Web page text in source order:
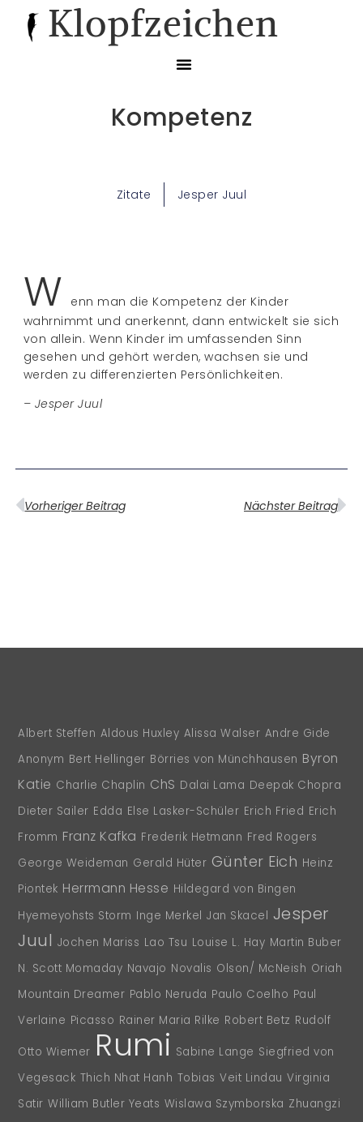
Klopfzeichen
Kompetenz
Zitate Jesper Juul
W enn man die Kompetenz der Kinder
wahrnimmt und anerkennt, dann entwickelt sie sich
von allein. Wenn Kinder im umfassenden Sinn
gesehen und gehört werden, wachsen sie und
werden zu differenzierten Persönlichkeiten.
– Jesper Juul
Vorheriger Beitrag Nächster Beitrag
Albert Steffen Aldous Huxley Alissa Walser Andre Gide
Anonym Bert Hellinger Börries von Münchhausen Byron
Katie Charlie Chaplin ChS Dalai Lama Deepak Chopra
Dieter Sailer Edda Else Lasker-Schüler Erich Fried Erich
Fromm Franz Kafka Frederik Hetmann Fred Rogers
George Weideman Gerald Hüter Günter Eich Heinz
Piontek Herrmann Hesse Hildegard von Bingen
Hyemeyohsts Storm Inge Merkel Jan Skacel Jesper
Juul Jochen Mariss Lao Tsu Louise L. Hay Martin Buber
N. Scott Momaday Navajo Novalis Olson/ McNeish Oriah
Mountain Dreamer Pablo Neruda Paulo Coelho Paul
Verlaine Picasso Rainer Maria Rilke Robert Betz Rudolf
Otto Wiemer Rumi Sabine Lange Siegfried von
Vegesack Thich Nhat Hanh Tobias Veit Lindau Virginia
Satir William Butler Yeats Wislawa Szymborska Zhuangzi